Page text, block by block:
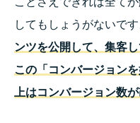
してもしょうがないです
ンツを公開して、集客
この「コンバージョン
上はコンバージョン数